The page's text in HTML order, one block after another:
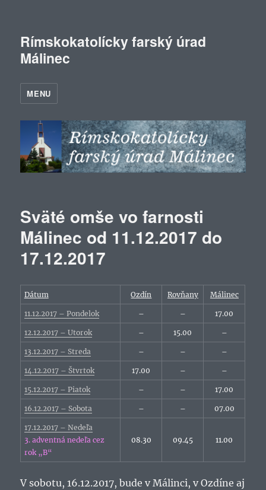
Rímskokatolícky farský úrad
Málinec
MENU
Sväté omše vo farnosti
Málinec od 11.12.2017 do
17.12.2017
Dátum Ozdín Rovňany Málinec
11.12.2017 – Pondelok – – 17.00
12.12.2017 – Utorok – 15.00 –
13.12.2017 – Streda – – –
14.12.2017 – Štvrtok 17.00 – –
15.12.2017 – Piatok – – 17.00
16.12.2017 – Sobota – – 07.00
17.12.2017 – Nedeľa
3. adventná nedeľa cez
rok „B“
08.30 09.45 11.00
V sobotu, 16.12.2017, bude v Málinci, v Ozdíne aj